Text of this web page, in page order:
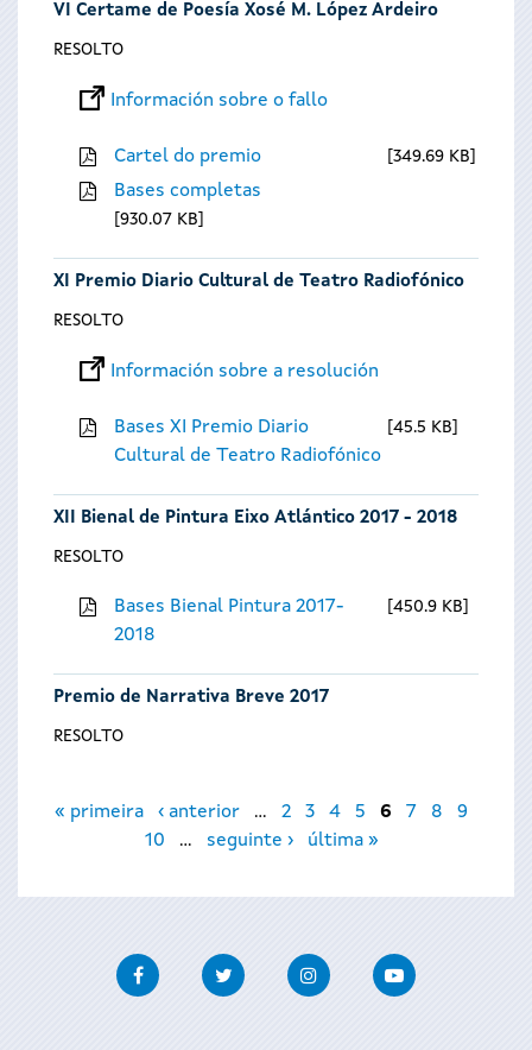
VI Certame de Poesía Xosé M. López Ardeiro
RESOLTO
Información sobre o fallo
Cartel do premio 349.69 KB
Bases completas
930.07 KB
XI Premio Diario Cultural de Teatro Radiofónico
RESOLTO
Información sobre a resolución
Bases XI Premio Diario
Cultural de Teatro Radiofónico
45.5 KB
XII Bienal de Pintura Eixo Atlántico 2017 - 2018
RESOLTO
Bases Bienal Pintura 2017-
2018
450.9 KB
Premio de Narrativa Breve 2017
RESOLTO
Páxinas
« primeira ‹ anterior … 2 3 4 5 6 7 8
9
10
… seguinte › última »
FacebookTwitter InstagramYoutube